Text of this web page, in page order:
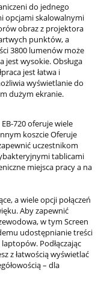
do jednego
opcjami skalowalnymi
obraz z projektora
punktów, a
3800 lumenów może
jest wysokie. Obsługa
jest łatwa i
wyświetlanie do
dużym ekranie.
720 oferuje wiele
koszcie Oferuje
uczestnikom
tablicami
miejsca pracy a na
a wiele opcji połączeń
Aby zapewnić
w tym Screen
udostępnianie treści
Podłączając
z łatwością wyświetlać
– dla